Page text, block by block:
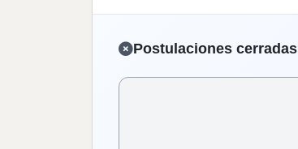
Postulaciones cerradas